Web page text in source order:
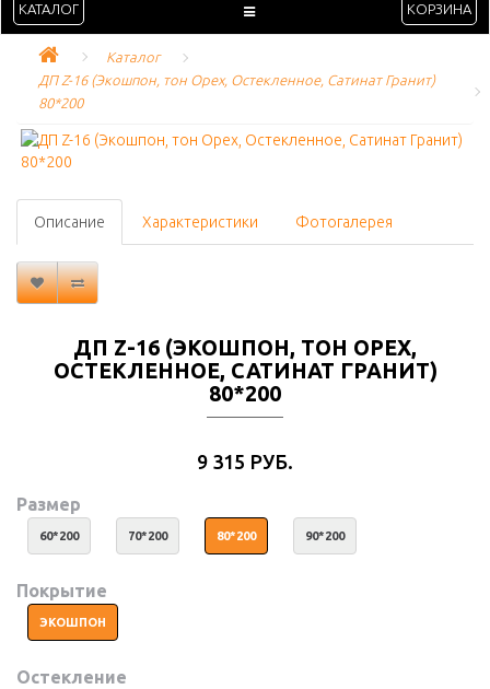
КАТАЛОГ КОРЗИНА
Каталог
ДП Z-16 (Экошпон, тон Орех, Остекленное, Сатинат Гранит)
80*200
Описание Характеристики Фотогалерея
ДП Z-16 (ЭКОШПОН, ТОН ОРЕХ,
ОСТЕКЛЕННОЕ, САТИНАТ ГРАНИТ)
80*200
9 315 РУБ.
Размер
60*200 70*200 80*200 90*200
Покрытие
ЭКОШПОН
Остекление